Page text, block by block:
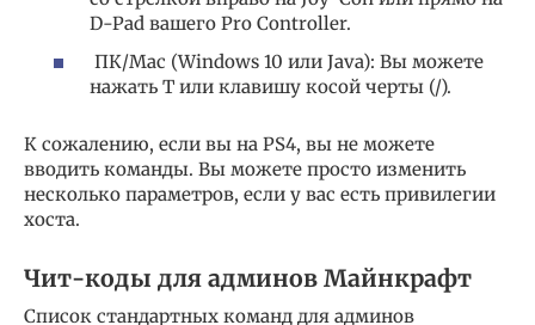
D-Pad вашего Pro Controller.
ПК/Mac (Windows 10 или Java): Вы можете
нажать T или клавишу косой черты (/).
К сожалению, если вы на PS4, вы не можете
вводить команды. Вы можете просто изменить
несколько параметров, если у вас есть привилегии
хоста.
Чит-коды для админов Майнкрафт
Список стандартных команд для админов